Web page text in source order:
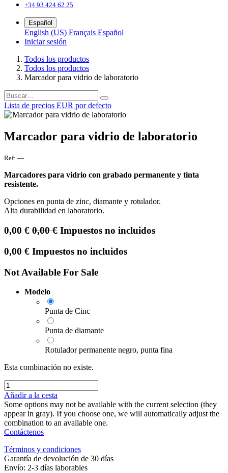
+34 93 424 62 25
Español
English (US) Français Español
Iniciar sesión
Todos los productos
Todos los productos
Marcador para vidrio de laboratorio
Lista de precios EUR por defecto
Marcador para vidrio de laboratorio
Ref: —
Marcadores para vidrio con grabado permanente y tinta
resistente.
Opciones en punta de zinc, diamante y rotulador.
Alta durabilidad en laboratorio.
0,00 € 0,00€ Impuestos no incluidos
0,00 € Impuestos no incluidos
Not Available For Sale
Modelo
Punta de Cinc
Punta de diamante
Rotulador permanente negro, punta fina
Esta combinación no existe.
Añadir a la cesta
Some options may not be available with the current selection (they
appear in gray). If you choose one, we will automatically adjust the
combination to an available one.
Contáctenos
Términos y condiciones
Garantía de devolución de 30 días
Envío: 2-3 días laborables